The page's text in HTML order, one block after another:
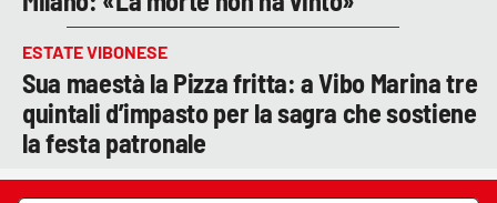
ESTATE VIBONESE
Sua maestà la Pizza fritta: a Vibo Marina tre
quintali d’impasto per la sagra che sostiene
la festa patronale